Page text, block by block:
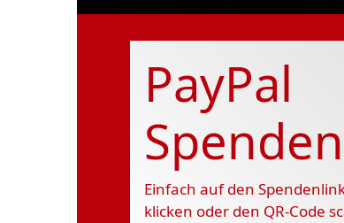
PayPal
Einfach auf den
klicken oder den QR-Code